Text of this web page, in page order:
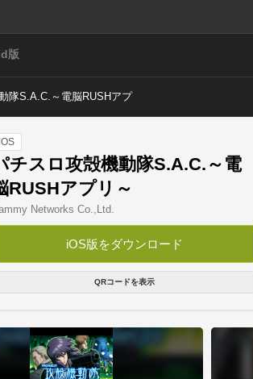
版
隊S.A.C.～電脳RUSHアプ
チスロ攻殻機動隊S.A.C.～電
RUSHアプリ～
Networks Co.,Ltd.
iOS版をダウンロード
QRコードを表示